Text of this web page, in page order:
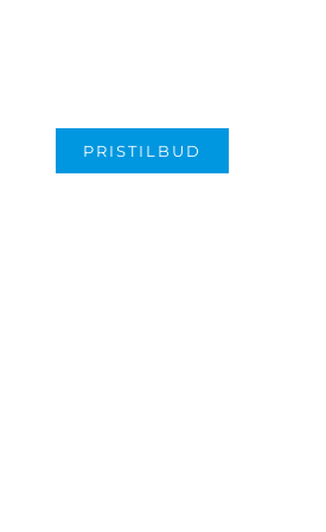
PRISTILBUD